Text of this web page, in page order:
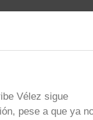
Vélez sigue
pese a que ya